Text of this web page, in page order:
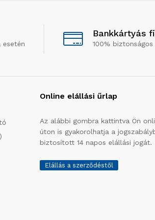
esetén
Bankkártyás
100%
Online elállási űrlap
Az alábbi gombra kattintva Ön
úton is gyakorolhatja a
biztosított 14 napos elállási jogát.
Elállás a szerződéstől